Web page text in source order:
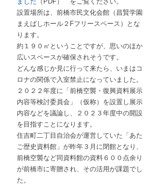
設置場所は、前橋市民文化会館（昌賢学園
まえばしホール２Fフリースペース）とな
ります。
約１９０㎡ということですが、思いのほか
広いスペースが確保されそうです。
どんな感じか見に行って来たら、いまはコ
ロナの関係で入室禁止になっていました。
２０２２年度に「前橋空襲・復興資料展示
内容等検討委員会」（仮称）を設置し展示
内容などを議論し、２０２３年度中の開設
を目指すことになります。
住吉町二丁目自治会が運営していた「あた
ご歴史資料館」が昨年３月に閉館となり、
前橋空襲など同資料館の資料６００点余り
が前橋市に寄贈され、その活用が課題でし
た。